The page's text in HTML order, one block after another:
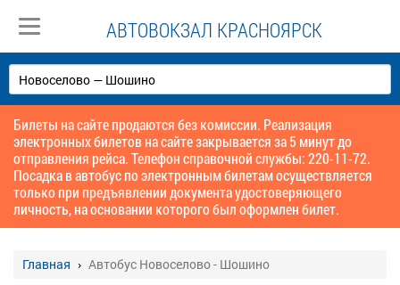
АВТОВОКЗАЛ КРАСНОЯРСК
Билеты на сайте продаются без комиссии. Реализация
электронных билетов на сайте закрывается за 5 минут до
отправления рейса. Телефон справочной службы: 220-11-72.
Посадка в автобус по электронным билетам осуществляется
только при предъявлении документа удостоверяющего
личность, на основании которого был оформлен билет.
Главная Автобус Новоселово - Шошино